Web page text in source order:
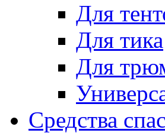
Для
Для тика
Для
Средства